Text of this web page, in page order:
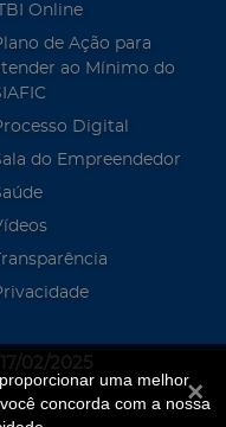
uma melhor
concorda com a nossa
Online
de Ação para
ao Mínimo do
Digital
do Empreendedor
02/2025